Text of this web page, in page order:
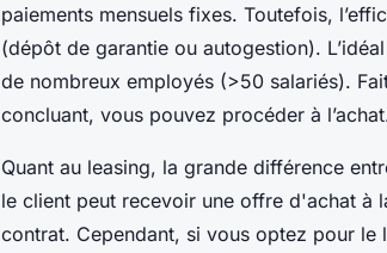
paiements mensuels fixes. Toutefois,
(dépôt de garantie ou autogestion).
de nombreux employés (>50 salariés).
concluant, vous pouvez procéder à
Quant au leasing, la grande différence
le client peut recevoir une offre d'achat à
contrat. Cependant, si vous optez pour le